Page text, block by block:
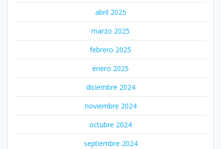
abril 2025
marzo 2025
febrero 2025
enero 2025
diciembre 2024
noviembre 2024
octubre 2024
septiembre 2024